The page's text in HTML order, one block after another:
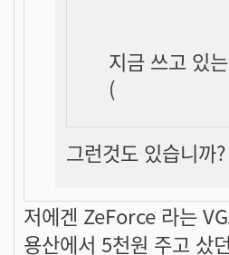
지금 쓰고 있
(
그런것도 있습니
저에겐 ZeForce 라는
용산에서 5천원 주고 샀